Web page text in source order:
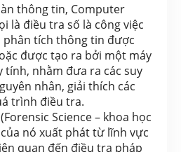
thông tin, Computer
là điều tra số là công việc
phân tích thông tin được
được tạo ra bởi một máy
tính, nhằm đưa ra các suy
nhân, giải thích các
trình điều tra.
Science – khoa học
nó xuất phát từ lĩnh vực
quan đến điều tra pháp